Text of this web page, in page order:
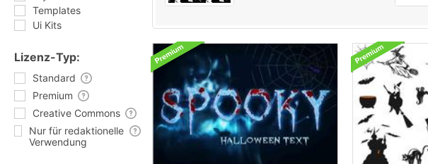
Templates
Ui Kits
Lizenz-Typ:
Standard
Premium
Creative Commons
Nur für redaktionelle
Verwendung